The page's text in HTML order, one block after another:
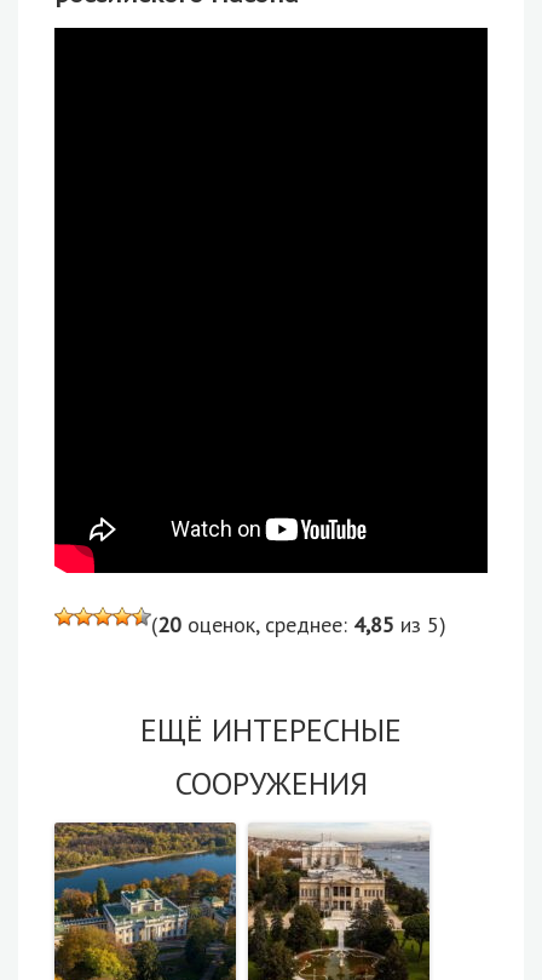
(20 оценок, среднее: 4,85 из 5)
ЕЩЁ ИНТЕРЕСНЫЕ
СООРУЖЕНИЯ